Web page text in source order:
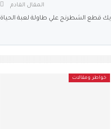
المقال القادم
قطع الشطرنج علي طاولة لعبة الحياة
خواطر ومقالات